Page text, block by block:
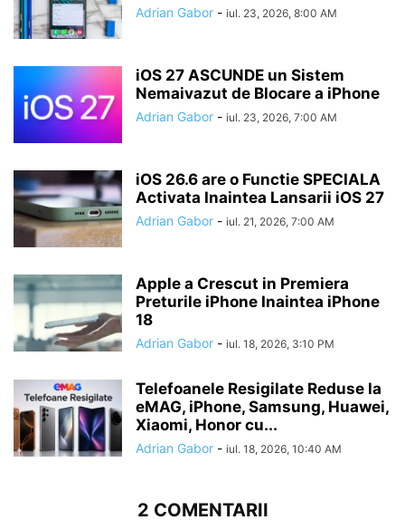
Adrian Gabor - iul. 23, 2026, 8:00 AM
iOS 27 ASCUNDE un Sistem
Nemaivazut de Blocare a iPhone
Adrian Gabor - iul. 23, 2026, 7:00 AM
iOS 26.6 are o Functie SPECIALA
Activata Inaintea Lansarii iOS 27
Adrian Gabor - iul. 21, 2026, 7:00 AM
Apple a Crescut in Premiera
Preturile iPhone Inaintea iPhone
18
Adrian Gabor - iul. 18, 2026, 3:10 PM
Telefoanele Resigilate Reduse la
eMAG, iPhone, Samsung, Huawei,
Xiaomi, Honor cu...
Adrian Gabor - iul. 18, 2026, 10:40 AM
2 COMENTARII